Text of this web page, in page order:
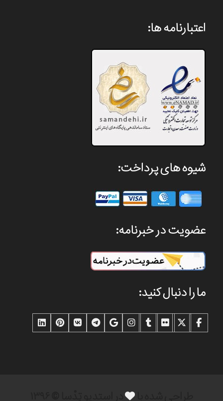
اعتبارنامه ها:
شیوه های پرداخت:
عضویت در خبرنامه:
ما را دنبال کنید:
طراحی شده با